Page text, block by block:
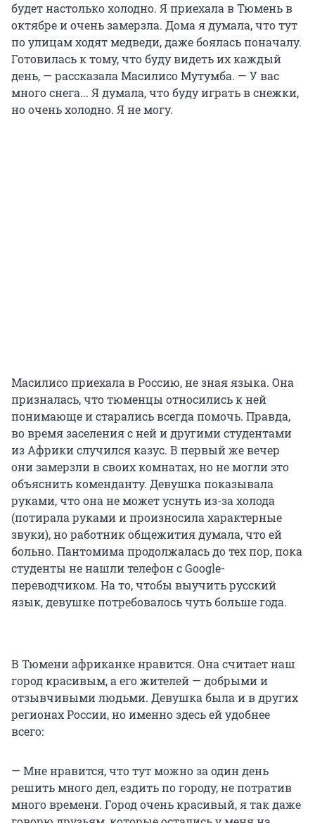
будет настолько холодно. Я приехала в Тюмень в
октябре и очень замерзла. Дома я думала, что тут
по улицам ходят медведи, даже боялась поначалу.
Готовилась к тому, что буду видеть их каждый
день, — рассказала Масилисо Мутумба. — У вас
много снега... Я думала, что буду играть в снежки,
но очень холодно. Я не могу.
Масилисо приехала в Россию, не зная языка. Она
призналась, что тюменцы относились к ней
понимающе и старались всегда помочь. Правда,
во время заселения с ней и другими студентами
из Африки случился казус. В первый же вечер
они замерзли в своих комнатах, но не могли это
объяснить коменданту. Девушка показывала
руками, что она не может уснуть из-за холода
(потирала руками и произносила характерные
звуки), но работник общежития думала, что ей
больно. Пантомима продолжалась до тех пор, пока
студенты не нашли телефон с Google-
переводчиком. На то, чтобы выучить русский
язык, девушке потребовалось чуть больше года.
В Тюмени африканке нравится. Она считает наш
город красивым, а его жителей — добрыми и
отзывчивыми людьми. Девушка была и в других
регионах России, но именно здесь ей удобнее
всего:
— Мне нравится, что тут можно за один день
решить много дел, ездить по городу, не потратив
много времени. Город очень красивый, я так даже